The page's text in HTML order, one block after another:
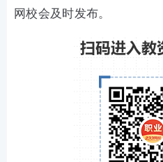
网校会及时发布。